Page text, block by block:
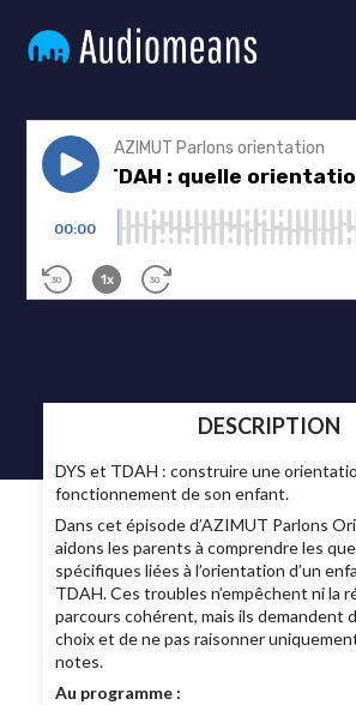
DESCRIPTION
DYS et TDAH : construire une
fonctionnement de son enfant.
Dans cet épisode d’AZIMUT Parlons
aidons les parents à comprendre les
spécifiques liées à l’orientation d’un
TDAH. Ces troubles n’empêchent ni la
parcours cohérent, mais ils demandent
choix et de ne pas raisonner
notes.
Au programme :